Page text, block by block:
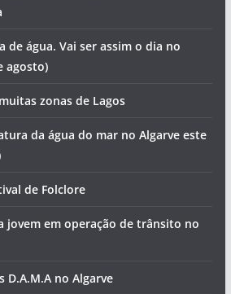
de água. Vai ser assim o dia no
agosto)
zonas de Lagos
da água do mar no Algarve este
de Folclore
jovem em operação de trânsito no
D.A.M.A no Algarve